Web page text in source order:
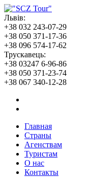
Львів:
+38 032 243-07-29
+38 050 371-17-36
+38 096 574-17-62
Трускавець:
+38 03247 6-96-86
+38 050 371-23-74
+38 067 340-12-28
Главная
Страны
Агенствам
Туристам
О нас
Контакты